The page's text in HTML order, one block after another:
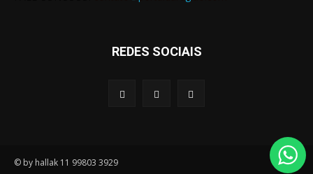
REDES SOCIAIS
© by hallak 11 99803 3929